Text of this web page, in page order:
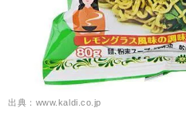
出典：www.kaldi.co.jp